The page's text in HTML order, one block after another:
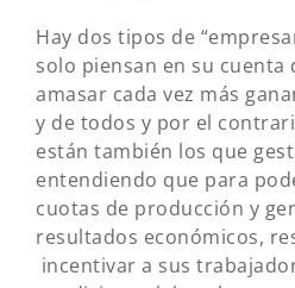
Hay dos tipos de
solo piensan en su cuenta
amasar cada vez más
y de todos y por el
están también los que
entendiendo que para
cuotas de producción y
resultados económicos,
incentivar a sus